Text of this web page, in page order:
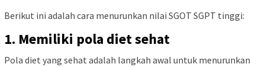
Berikut ini adalah cara menurunkan nilai SGOT SGPT tinggi:
1. Memiliki pola diet sehat
Pola diet yang sehat adalah langkah awal untuk menurunkan